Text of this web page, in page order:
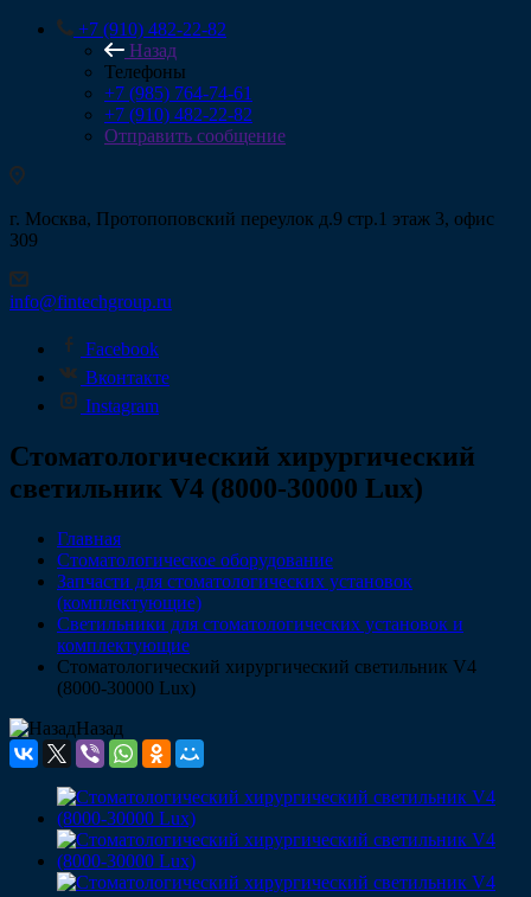
+7 (910) 482-22-82
Назад
Телефоны
+7 (985) 764-74-61
+7 (910) 482-22-82
Отправить сообщение
г. Москва, Протопоповский переулок д.9 стр.1 этаж 3, офис
309
info@fintechgroup.ru
Facebook
Вконтакте
Instagram
Стоматологический хирургический
светильник V4 (8000-30000 Lux)
Главная
Стоматологическое оборудование
Запчасти для стоматологических установок
(комплектующие)
Светильники для стоматологических установок и
комплектующие
Стоматологический хирургический светильник V4
(8000-30000 Lux)
Назад